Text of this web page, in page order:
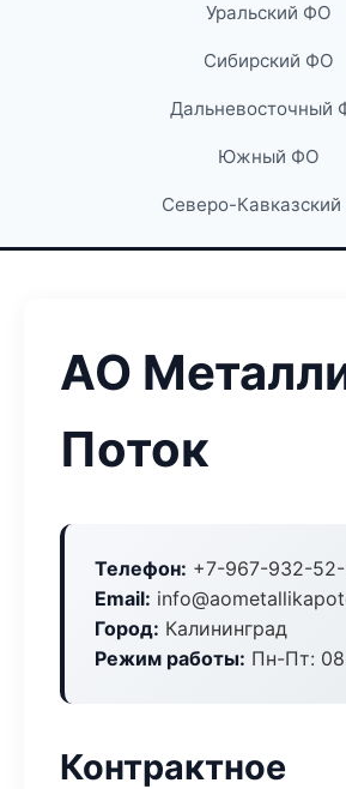
Уральский ФО
Сибирский ФО
Дальневосточный
Южный ФО
Северо-
АО
Поток
Телефон: +7-967-932-52-
Email:
Город: Калининград
Режим работы: Пн-Пт:
Контрактное